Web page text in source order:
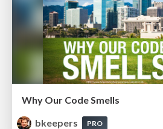
Why Our Code Smells
bkeepers
PRO